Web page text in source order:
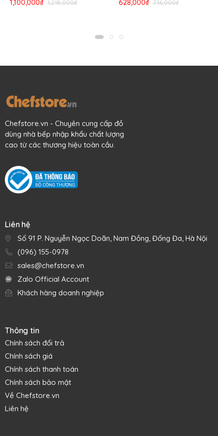
Mô tả sản phẩm
Thêm vào bộ dụng cụ bếp nhà bạn con dao cắt bánh
mì chất lượng cao cấp lưỡi dài 230 mm đến từ Dexter, bởi
làm ruột bị nát bẹp hay vỏ bánh bị vỡ vụn, kể cả những ổ
bánh to có lớp vỏ giòn cứng mới ra lò.
Dao cắt bánh series Sani Safe của Dexter nổi tiếng về chất
lượng chuyên nghiệp cao, được người dùng khắp thế
giới đánh giá cao.
1,100,000₫ 1,218,000₫ 628,000₫ 716,000₫
Chefstore.vn - Chuyên cung cấp đồ
dùng nhà bếp nhập khẩu chất lượng
cao từ các thương hiệu toàn cầu.
Liên hệ
Số 91 P. Nguyễn Ngọc Doãn, Nam Đồng, Đống Đa, Hà Nội
(096) 155-0978
sales@chefstore.vn
Zalo Official Account
Khách hàng doanh nghiệp
Thông tin
Chính sách đổi trả
Chính sách giá
Chính sách thanh toán
Chính sách bảo mật
Về Chefstore.vn
Liên hệ